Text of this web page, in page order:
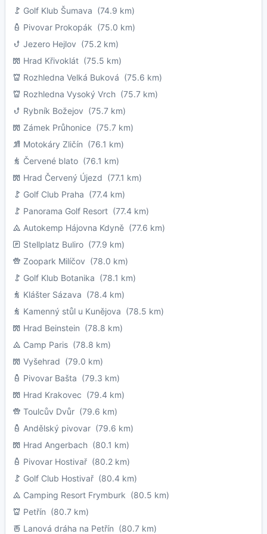
Golf Klub Šumava (74.9 km)
Pivovar Prokopák (75.0 km)
Jezero Hejlov (75.2 km)
Hrad Křivoklát (75.5 km)
Rozhledna Velká Buková (75.6 km)
Rozhledna Vysoký Vrch (75.7 km)
Rybník Božejov (75.7 km)
Zámek Průhonice (75.7 km)
Motokáry Zličín (76.1 km)
Červené blato (76.1 km)
Hrad Červený Újezd (77.1 km)
Golf Club Praha (77.4 km)
Panorama Golf Resort (77.4 km)
Autokemp Hájovna Kdyně (77.6 km)
Stellplatz Buliro (77.9 km)
Zoopark Milíčov (78.0 km)
Golf Klub Botanika (78.1 km)
Klášter Sázava (78.4 km)
Kamenný stůl u Kunějova (78.5 km)
Hrad Beinstein (78.8 km)
Camp Paris (78.8 km)
Vyšehrad (79.0 km)
Pivovar Bašta (79.3 km)
Hrad Krakovec (79.4 km)
Toulcův Dvůr (79.6 km)
Andělský pivovar (79.6 km)
Hrad Angerbach (80.1 km)
Pivovar Hostivař (80.2 km)
Golf Club Hostivař (80.4 km)
Camping Resort Frymburk (80.5 km)
Petřín (80.7 km)
Lanová dráha na Petřín (80.7 km)